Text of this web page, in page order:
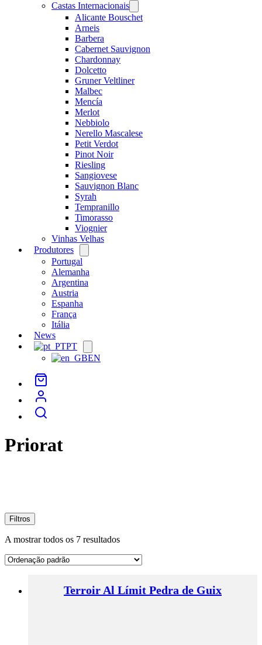
Castas Internacionais
menu
Alicante Bouschet
Arneis
Barbera
Cabernet Sauvignon
Chardonnay
Dolcetto
Gruner Veltliner
Malbec
Mencía
Merlot
Nebbiolo
Nerello Mascalese
Petit Verdot
Pinot Noir
Riesling
Sangiovese
Sauvignon Blanc
Syrah
Tempranillo
Timorasso
Viognier
Vinhas Velhas
Produtores
menu
Portugal
Alemanha
Argentina
Austria
Espanha
França
Itália
News
PT
menu
EN
Priorat
Filtros
A mostrar todos os 7 resultados
Terroir Al Límit Pedra de Guix